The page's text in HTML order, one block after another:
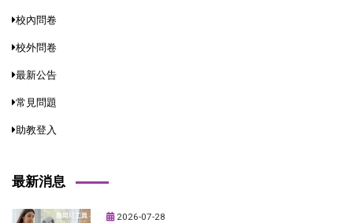
校內問卷
校外問卷
最新公告
常見問題
助教登入
最新消息
2026-07-28